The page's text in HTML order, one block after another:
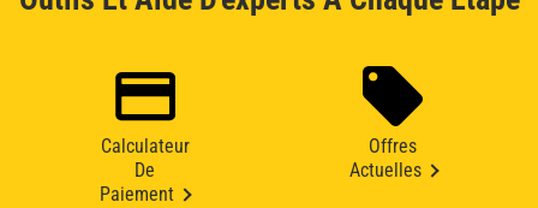
Calculateur
De
Paiement
Offres
Actuelles